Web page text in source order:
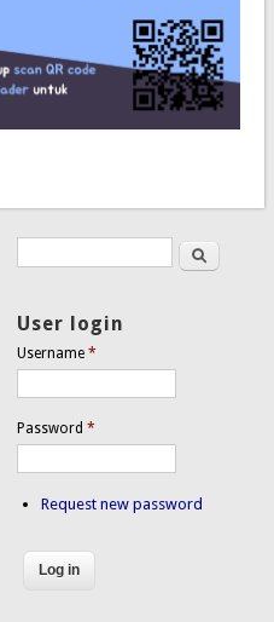
Search formSearch
User login
Username*
Password*
Request new password